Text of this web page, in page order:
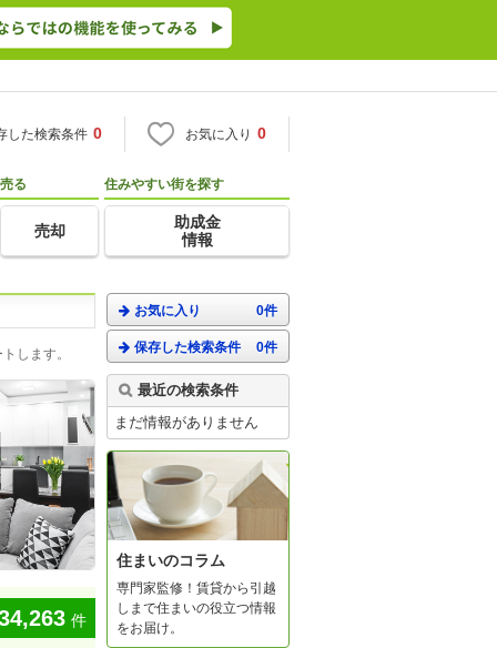
した検索条件 0 お気に入り 0
売る
売却
住みやすい街を探す
助成金
情報
します。
件
お気に入り 0件
保存した検索条件 0件
最近の検索条件
まだ情報がありません
住まいのコラム
専門家監修！賃貸から引越
しまで住まいの役立つ情報
をお届け。